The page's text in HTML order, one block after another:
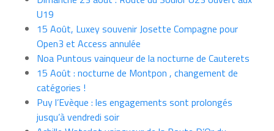
U19
15 Août, Luxey souvenir Josette Compagne pour
Open3 et Access annulée
Noa Puntous vainqueur de la nocturne de Cauterets
15 Août : nocturne de Montpon , changement de
catégories !
Puy l’Evèque : les engagements sont prolongés
jusqu’à vendredi soir